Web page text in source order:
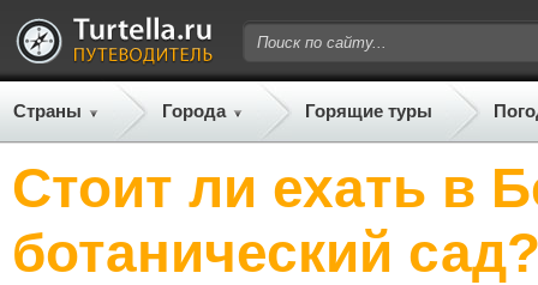
Страны Города Горящие туры
Стоит ли ехать в
ботанический